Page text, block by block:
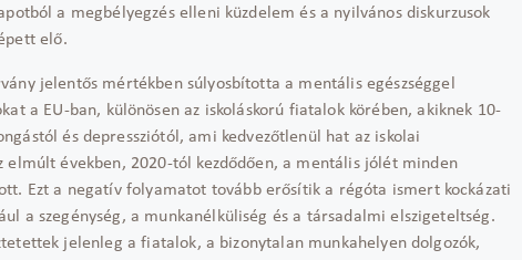
a megbélyegzés elleni küzdelem és a nyilvános diskurzusok
elő.
jelentős mértékben súlyosbítottaa mentális egészséggel
a EU-ban, különösen az iskoláskorú fiatalok körében, akiknek 10-
tól és depressziótól , ami kedvezőtlenül hat az iskolai
elmúlt években, 2020-tól kezdődően, a mentális jólétminden
. Ezt a negatív folyamatot tovább erősítik a régóta ismert kockázati
a szegénység, a munkanélküliség és a társadalmi elszigeteltség.
jelenleg afiatalok, a bizonytalan munkahelyen dolgozók,